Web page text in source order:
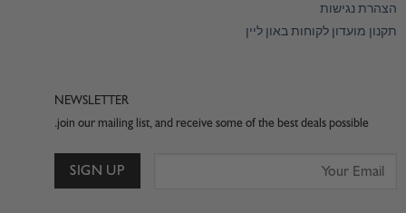
הצהרת נגישות
תקנון מועדון לקוחות באון ליין
NEWSLETTER
join our mailing list, and receive some of the best deals possible.